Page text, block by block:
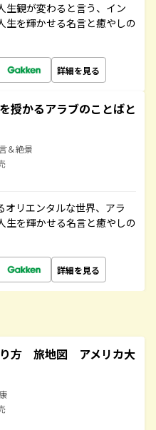
生観が変わると言う、イン
生を輝かせる名言と癒やしの
詳細を見る
授かるアラブのことばと
＆絶景
オリエンタルな世界、アラ
生を輝かせる名言と癒やしの
詳細を見る
り方 旅地図 アメリカ大